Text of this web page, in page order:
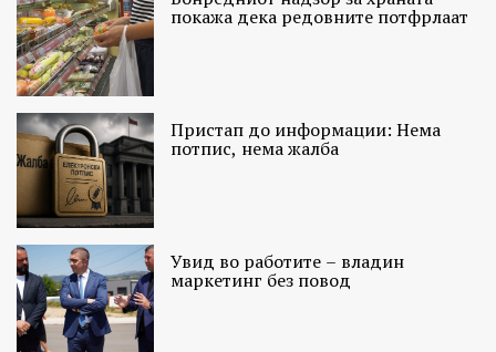
покажа дека редовните потфрлаат
Пристап до информации: Нема
потпис, нема жалба
Увид во работите – владин
маркетинг без повод